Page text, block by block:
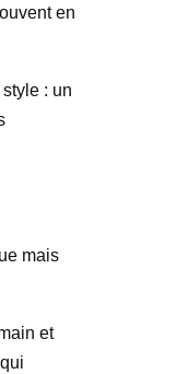
en
: un
mais
et